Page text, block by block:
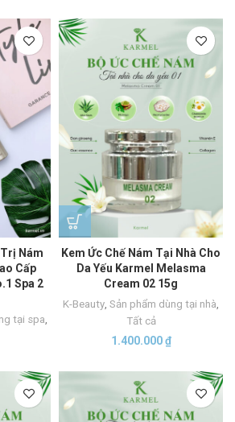
Nám
Cấp
Spa 2
tại spa,
Kem Ức Chế Nám Tại Nhà Cho
Da Yếu Karmel Melasma
Cream 02 15g
K-Beauty, Sản phẩm dùng tại nhà,
Tất cả
1.400.000₫